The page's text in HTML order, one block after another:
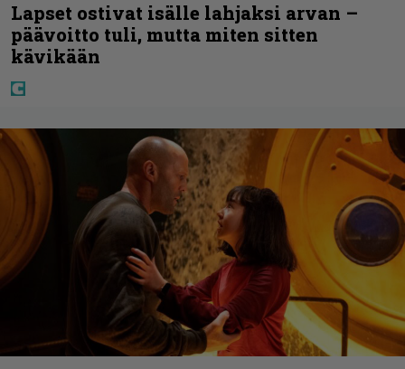
Lapset ostivat isälle lahjaksi arvan –
päävoitto tuli, mutta miten sitten
kävikään